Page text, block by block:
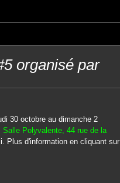
organisé par
30 octobre au dimanche 2
Salle Polyvalente, 44 rue de la
Plus d'information en cliquant sur